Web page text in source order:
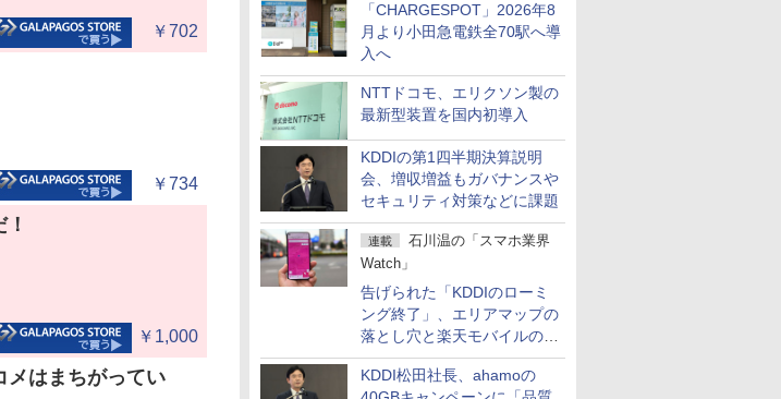
「CHARGESPOT」2026年8
月より小田急電鉄全70駅へ導
入へ
NTTドコモ、エリクソン製の
最新型装置を国内初導入
KDDIの第1四半期決算説明
会、増収増益もガバナンスや
セキュリティ対策などに課題
連載
石川温の「スマホ業界
Watch」
告げられた「KDDIのローミ
ング終了」、エリアマップの
落とし穴と楽天モバイルの課
題
KDDI松田社長、ahamoの
￥702
￥734
￥1,000
はまちがってい